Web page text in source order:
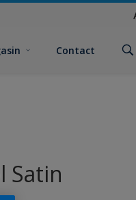
Contact
Satin